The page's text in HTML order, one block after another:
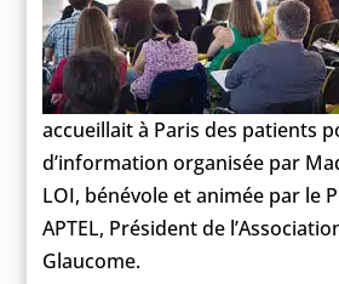
accueillait à Paris des patients
d’information organisée par
LOI, bénévole et animée par le
APTEL, Président de
Glaucome.